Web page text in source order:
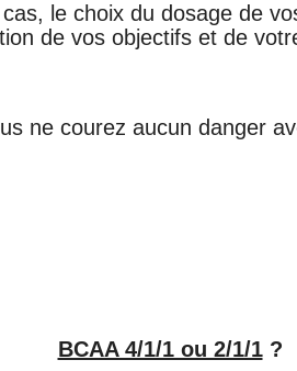
le choix du dosage de
de vos objectifs et de
ne courez aucun danger
BCAA 4/1/1 ou 2/1/1?